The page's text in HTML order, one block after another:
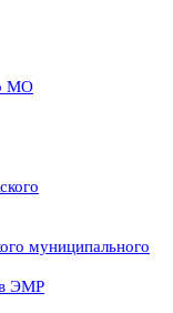
МО
муниципального
ЭМР